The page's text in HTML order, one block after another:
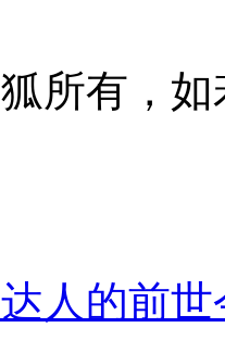
所有，
人的前